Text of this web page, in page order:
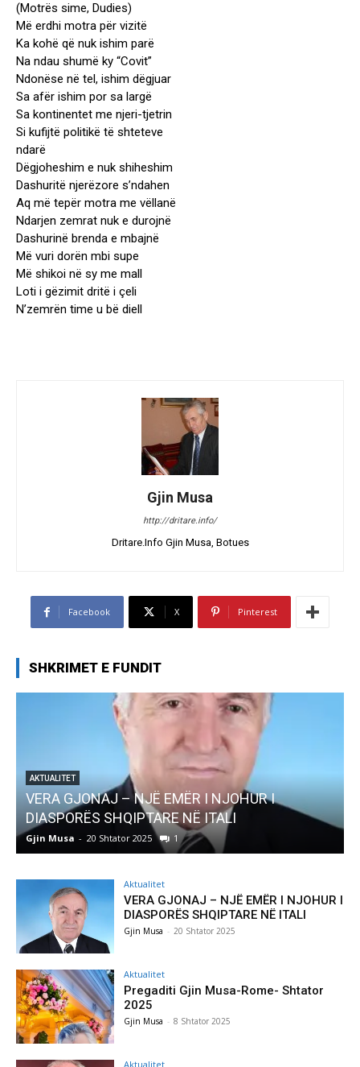
(Motrës sime, Dudies)
Më erdhi motra për vizitë
Ka kohë që nuk ishim parë
Na ndau shumë ky “Covit”
Ndonëse në tel, ishim dëgjuar
Sa afër ishim por sa largë
Sa kontinentet me njeri-tjetrin
Si kufijtë politikë të shteteve
ndarë
Dëgjoheshim e nuk shiheshim
Dashuritë njerëzore s’ndahen
Aq më tepër motra me vëllanë
Ndarjen zemrat nuk e durojnë
Dashurinë brenda e mbajnë
Më vuri dorën mbi supe
Më shikoi në sy me mall
Loti i gëzimit dritë i çeli
N’zemrën time u bë diell
Gjin Musa
http://dritare.info/
Dritare.Info Gjin Musa, Botues
Facebook X Pinterest
SHKRIMET E FUNDIT
AKTUALITET
VERA GJONAJ – NJË EMËR I NJOHUR I
DIASPORËS SHQIPTARE NË ITALI
Gjin Musa - 20 Shtator 2025 1
Aktualitet
VERA GJONAJ – NJË EMËR I NJOHUR I
DIASPORËS SHQIPTARE NË ITALI
Gjin Musa - 20 Shtator 2025
Aktualitet
Pregaditi Gjin Musa-Rome- Shtator
2025
Gjin Musa - 8 Shtator 2025
Aktualitet